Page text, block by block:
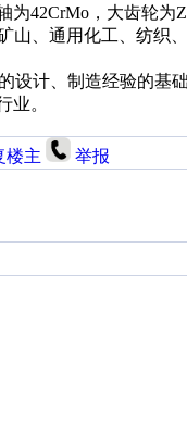
42CrMo，大齿轮为
山、通用化工、纺织
设计、制造经验的基
业。
楼主 举报